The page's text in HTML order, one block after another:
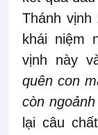
Thánh vịnh
khái niệm
vịnh này
quên con
còn
lại câu